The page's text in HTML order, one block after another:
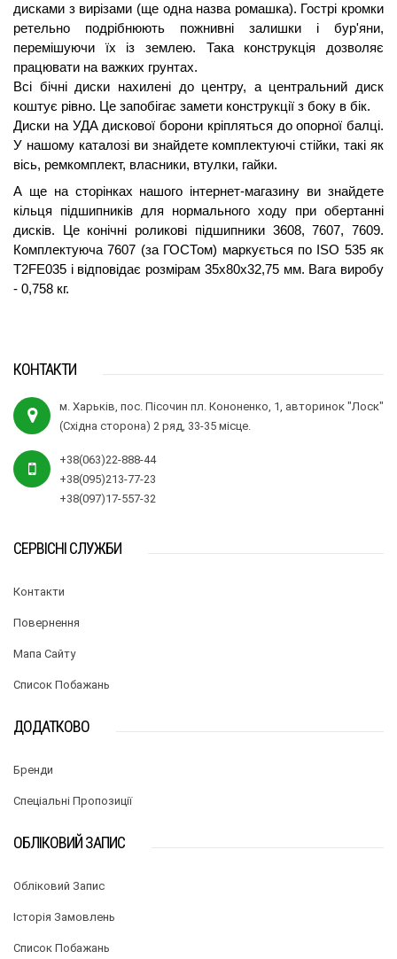
дисками з вирізами (ще одна назва ромашка). Гострі кромки
ретельно подрібнюють пожнивні залишки і бур'яни,
перемішуючи їх із землею. Така конструкція дозволяє
працювати на важких грунтах.
Всі бічні диски нахилені до центру, а центральний диск
коштує рівно. Це запобігає замети конструкції з боку в бік.
Диски на УДА дискової борони кріпляться до опорної балці.
У нашому каталозі ви знайдете комплектуючі стійки, такі як
вісь, ремкомплект, власники, втулки, гайки.
А ще на сторінках нашого інтернет-магазину ви знайдете
кільця підшипників для нормального ходу при обертанні
дисків. Це конічні роликові підшипники 3608, 7607, 7609.
Комплектуюча 7607 (за ГОСТом) маркується по ISO 535 як
T2FE035 і відповідає розмірам 35х80х32,75 мм. Вага виробу
- 0,758 кг.
КОНТАКТИ
м. Харьків, пос. Пісочин пл. Кононенко, 1, авторинок "Лоск"
(Східна сторона) 2 ряд, 33-35 місце.
+38(063)22-888-44
+38(095)213-77-23
+38(097)17-557-32
СЕРВІСНІ СЛУЖБИ
Контакти
Повернення
Мапа Сайту
Список Побажань
ДОДАТКОВО
Бренди
Спеціальні Пропозиції
ОБЛІКОВИЙ ЗАПИС
Обліковий Запис
Історія Замовлень
Список Побажань